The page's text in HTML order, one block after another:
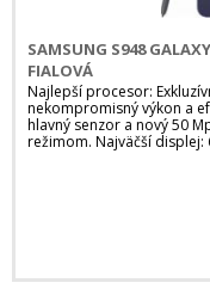
SAMSUNG S948
FIALOVÁ
Najlepší procesor:
nekompromisný výkon a
hlavný senzor a nový 50
režimom. Najväčší